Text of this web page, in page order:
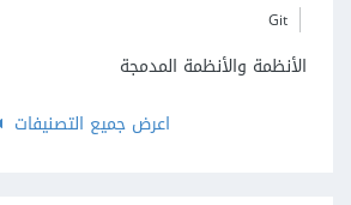
Git
الأنظمة والأنظمة المدمجة
اعرض جميع التصنيفات